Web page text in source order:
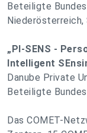
Beteiligte
Niederösterreich,
„PI-SENS -
Intelligent
Danube Private
Beteiligte
Das COMET-